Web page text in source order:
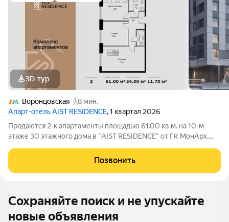
3D-тур
Воронцовская
8 мин.
Апарт-отель AIST RESIDENCE, 1 квартал 2026
Продаются 2-к апартаменты площадью 61.00 кв.м. на 10-м
этаже 30 этажного дома в "AIST RESIDENCE" от ГК МонАрх.
стремится к гармонии между динамичной городской жизнью и
отдыхом на природе.
Позвонить
Сохраняйте поиск и не упускайте
новые объявления